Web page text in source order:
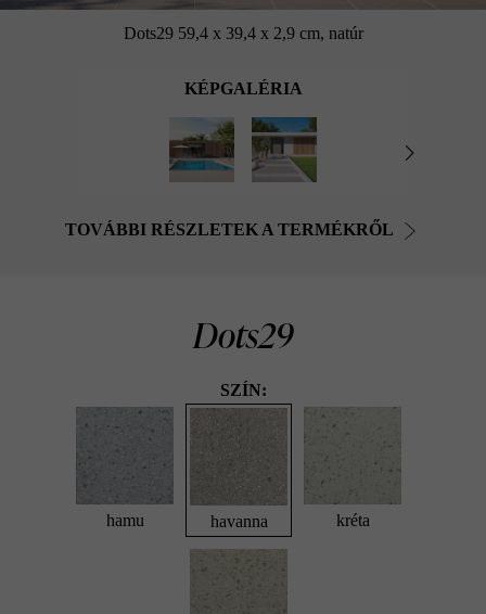
Dots29 59,4 x 39,4 x 2,9 cm, natúr
KÉPGALÉRIA
TOVÁBBI RÉSZLETEK A TERMÉKRŐL
Dots29
SZÍN:
hamu havanna kréta